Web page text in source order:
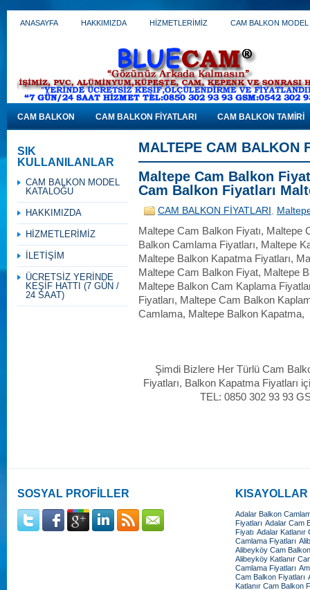
ANASAYFA HAKKIMIZDA HİZMETLERİMİZ CAM BALKON
CAM BALKON CAM BALKON FİYATLARI CAM BALKON TAMİRİ
MALTEPE CAM BALKON
Maltepe Cam Balkon
Cam Balkon Fiyatları
CAM BALKON FİYATLARI ,
Maltepe Cam Balkon Fiyatı, Maltepe
Balkon Camlama Fiyatları, Maltepe
Maltepe Balkon Kapatma Fiyatları,
Maltepe Cam Balkon Fiyat, Maltepe
Maltepe Balkon Cam Kaplama
Fiyatları, Maltepe Cam Balkon
Camlama, Maltepe Balkon Kapatma,
Şimdi Bizlere Her Türlü Cam
Fiyatları, Balkon Kapatma Fiyatları
TEL: 0850 302 93 93
SIK
KULLANILANLAR
CAM BALKON MODEL
KATALOĞU
HAKKIMIZDA
HİZMETLERİMİZ
İLETİŞİM
ÜCRETSİZ YERİNDE
KEŞİF HATTI (7 GÜN /
24 SAAT)
SOSYAL PROFİLLER KISAYOLLAR
Adalar Balkon
Fiyatları Adalar Cam
Fiyatı Adalar Katlanır
Camlama Fiyatları
Alibeyköy Cam
Alibeyköy Katlanır
Camlama Fiyatları
Cam Balkon Fiyatları
Katlanır Cam Balkon